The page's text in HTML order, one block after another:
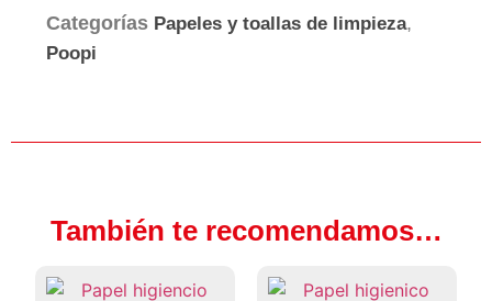
Categorías Papeles y toallas de limpieza,
Poopi
También te recomendamos…